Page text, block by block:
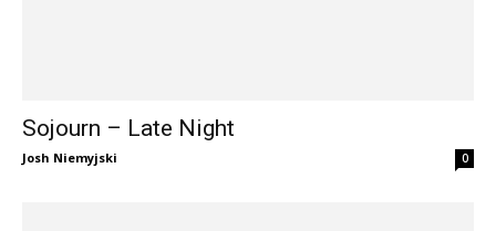
Sojourn – Late Night
Josh Niemyjski 0